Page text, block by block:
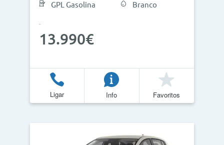
GPL Gasolina
Branco
13.990€
Ligar Info Favoritos